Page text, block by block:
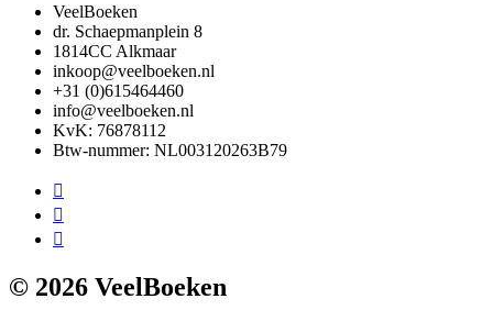
VeelBoeken
dr. Schaepmanplein 8
1814CC Alkmaar
inkoop@veelboeken.nl
+31 (0)615464460
info@veelboeken.nl
KvK: 76878112
Btw-nummer: NL003120263B79
© 2026 VeelBoeken